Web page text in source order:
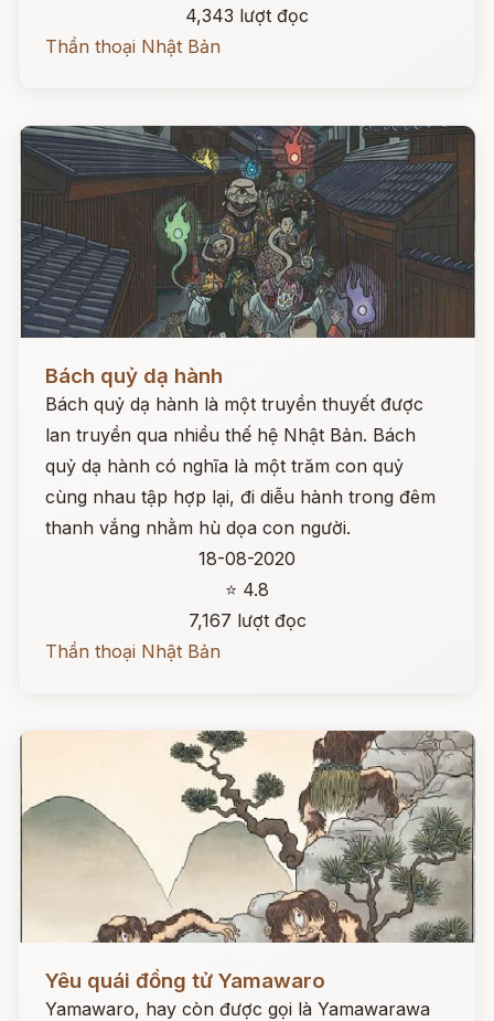
4,343 lượt đọc
Thần thoại Nhật Bản
Bách quỷ dạ hành
Bách quỷ dạ hành là một truyền thuyết được
lan truyền qua nhiều thế hệ Nhật Bản. Bách
quỷ dạ hành có nghĩa là một trăm con quỷ
cùng nhau tập hợp lại, đi diễu hành trong đêm
thanh vắng nhằm hù dọa con người.
18-08-2020
⭐ 4.8
7,167 lượt đọc
Thần thoại Nhật Bản
Yêu quái đồng tử Yamawaro
Yamawaro, hay còn được gọi là Yamawarawa